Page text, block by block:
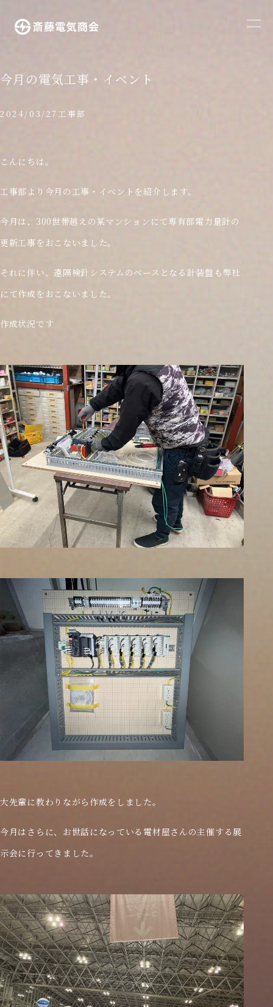
メ
今月の電気工事・イベント
2024/03/27 工事部
こんにちは。
工事部より今月の工事・イベントを紹介します。
今月は、300世帯越えの某マンションにて専有部電力量計の
更新工事をおこないました。
それに伴い、遠隔検針システムのベースとなる計装盤も弊社
にて作成をおこないました。
作成状況です
大先輩に教わりながら作成をしました。
今月はさらに、お世話になっている電材屋さんの主催する展
示会に行ってきました。